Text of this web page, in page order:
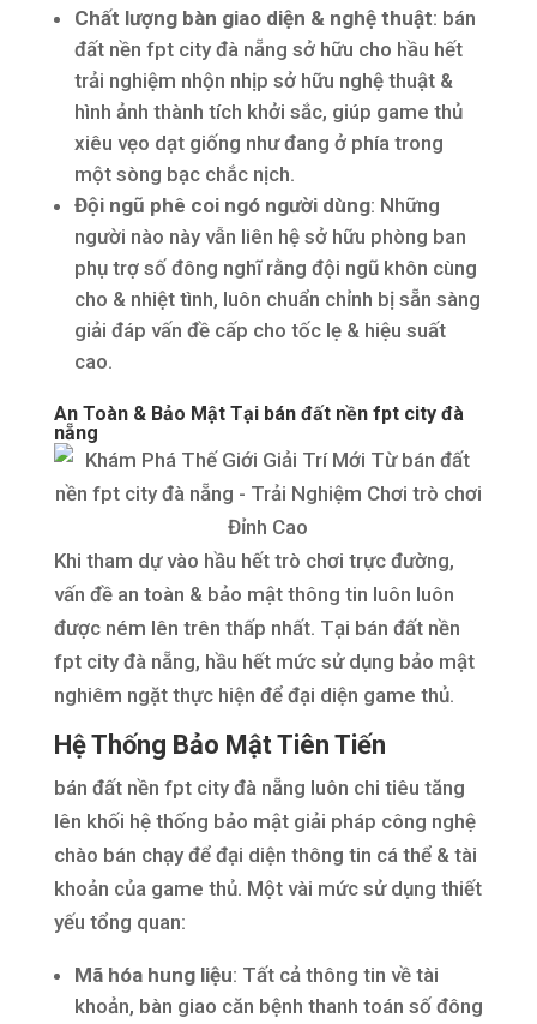
Chất lượng bàn giao diện & nghệ thuật: bán
đất nền fpt city đà nẵng sở hữu cho hầu hết
trải nghiệm nhộn nhịp sở hữu nghệ thuật &
hình ảnh thành tích khởi sắc, giúp game thủ
xiêu vẹo dạt giống như đang ở phía trong
một sòng bạc chắc nịch.
Đội ngũ phê coi ngó người dùng: Những
người nào này vẫn liên hệ sở hữu phòng ban
phụ trợ số đông nghĩ rằng đội ngũ khôn cùng
cho & nhiệt tình, luôn chuẩn chỉnh bị sẵn sàng
giải đáp vấn đề cấp cho tốc lẹ & hiệu suất
cao.
An Toàn & Bảo Mật Tại bán đất nền fpt city đà
nẵng
Khi tham dự vào hầu hết trò chơi trực đường,
vấn đề an toàn & bảo mật thông tin luôn luôn
được ném lên trên thấp nhất. Tại bán đất nền
fpt city đà nẵng, hầu hết mức sử dụng bảo mật
nghiêm ngặt thực hiện để đại diện game thủ.
Hệ Thống Bảo Mật Tiên Tiến
bán đất nền fpt city đà nẵng luôn chi tiêu tăng
lên khối hệ thống bảo mật giải pháp công nghệ
chào bán chạy để đại diện thông tin cá thể & tài
khoản của game thủ. Một vài mức sử dụng thiết
yếu tổng quan:
Mã hóa hung liệu: Tất cả thông tin về tài
khoản, bàn giao căn bệnh thanh toán số đông